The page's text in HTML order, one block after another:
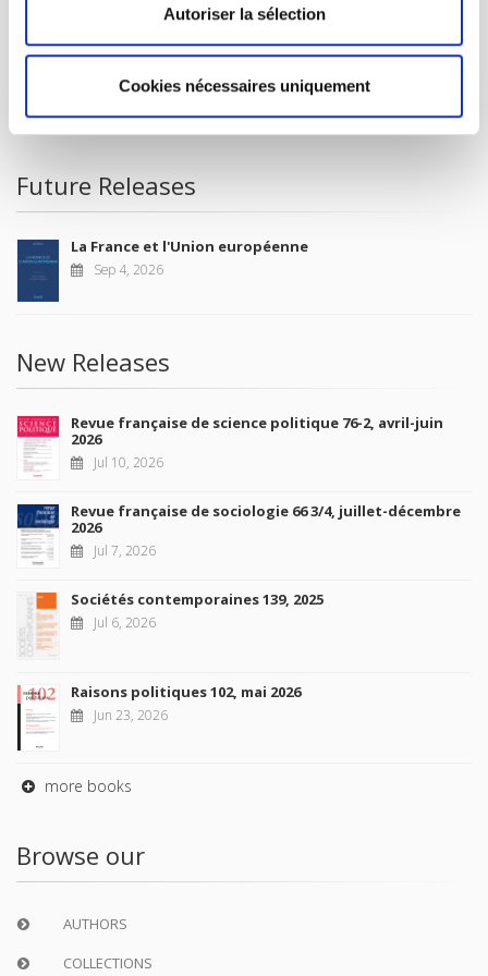
Autoriser la sélection
Cookies nécessaires uniquement
FOR BOOKSHOPS
CONDITIONS OF SALE
MY ACCOUNT
Future Releases
La France et l'Union européenne
Sep 4, 2026
New Releases
Revue française de science politique 76-2, avril-juin
2026
Jul 10, 2026
Revue française de sociologie 66 3/4, juillet-décembre
2026
Jul 7, 2026
Sociétés contemporaines 139, 2025
Jul 6, 2026
Raisons politiques 102, mai 2026
Jun 23, 2026
more books
Browse our
AUTHORS
COLLECTIONS